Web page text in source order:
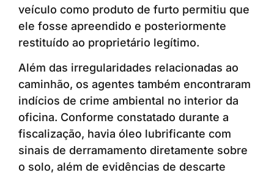
veículo como produto de furto permitiu que
ele fosse apreendido e posteriormente
restituído ao proprietário legítimo.
Além das irregularidades relacionadas ao
caminhão, os agentes também encontraram
indícios de crime ambiental no interior da
oficina. Conforme constatado durante a
fiscalização, havia óleo lubrificante com
sinais de derramamento diretamente sobre
o solo, além de evidências de descarte